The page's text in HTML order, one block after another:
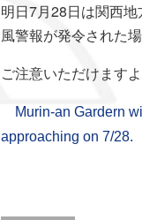
明日7月28日は関西
風警報が発令された
ご注意いただけます
Murin-an Gardern
approaching on 7/28.